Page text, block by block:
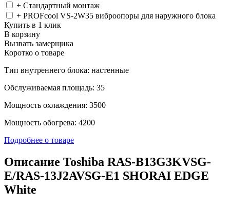
+ Стандартный монтаж
+ PROFcool VS-2W35 виброопоры для наружного блока
Купить в 1 клик
В корзину
Вызвать замерщика
Коротко о товаре
Тип внутреннего блока: настенные
Обслуживаемая площадь: 35
Мощность охлаждения: 3500
Мощность обогрева: 4200
Подробнее о товаре
Описание Toshiba RAS-B13G3KVSG-
E/RAS-13J2AVSG-E1 SHORAI EDGE
White